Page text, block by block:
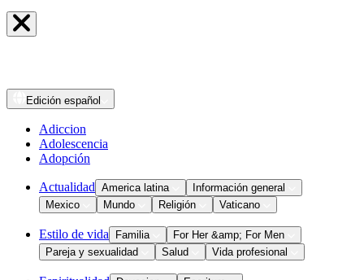
Edición español
Adiccion
Adolescencia
Adopción
Actualidad America latina
Información general
Mexico
Mundo Religión Vaticano
Estilo de vida Familia
For Her &amp; For Men
Pareja y sexualidad
Salud Vida profesional